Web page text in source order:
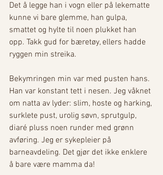
Det å legge han i vogn eller på lekematte
kunne vi bare glemme, han gulpa,
smattet og hylte til noen plukket han
opp. Takk gud for bæretøy, ellers hadde
ryggen min streika.
Bekymringen min var med pusten hans.
Han var konstant tett i nesen. Jeg våknet
om natta av lyder: slim, hoste og harking,
surklete pust, urolig søvn, sprutgulp,
diaré pluss noen runder med grønn
avføring. Jeg er sykepleier på
barneavdeling. Det gjør det ikke enklere
å bare være mamma da!